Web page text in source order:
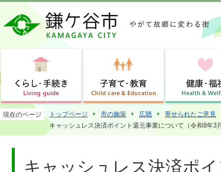
この
現在のページ トップページ 市の施策 広聴
寄せられたご意見
キャッシュレス決済ポイント還元事業について（令和8年3
キャッシュレス決済ポ